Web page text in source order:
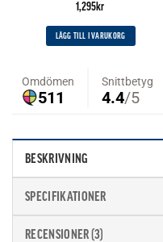
av 51,295kr
LÄGG TILL I VARUKORG
BESKRIVNING
SPECIFIKATIONER
RECENSIONER (3)